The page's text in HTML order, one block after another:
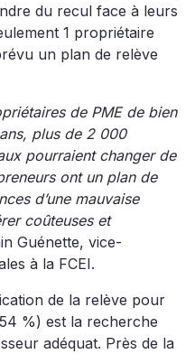
du recul face à leurs
1 propriétaire
un plan de relève
de PME de bien
plus de 2 000
pourraient changer de
ont un plan de
d’une mauvaise
coûteuses et
Guénette, vice-
à la FCEI.
de la relève pour
%) est la recherche
adéquat. Près de la